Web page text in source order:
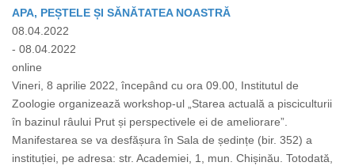
APA, PEȘTELE ȘI SĂNĂTATEA NOASTRĂ
08.04.2022
- 08.04.2022
online
Vineri, 8 aprilie 2022, începând cu ora 09.00, Institutul de
Zoologie organizează workshop-ul „Starea actuală a pisciculturii
în bazinul râului Prut și perspectivele ei de ameliorare”.
Manifestarea se va desfășura în Sala de ședințe (bir. 352) a
instituției, pe adresa: str. Academiei, 1, mun. Chișinău. Totodată,